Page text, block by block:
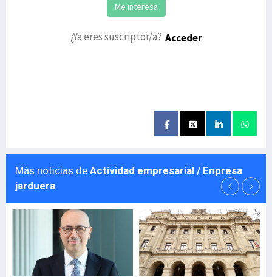
Me interesa
¿Ya eres suscriptor/a? Acceder
Más noticias de Actividad empresarial / Enpresa
jarduera